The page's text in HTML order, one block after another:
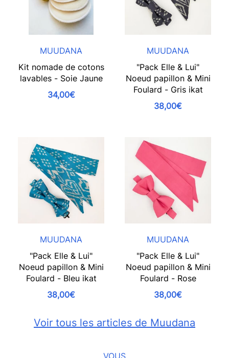
MUUDANA
Kit nomade de cotons
lavables - Soie Jaune
34,00€
MUUDANA
"Pack Elle & Lui"
Noeud papillon & Mini
Foulard - Gris ikat
38,00€
MUUDANA
"Pack Elle & Lui"
Noeud papillon & Mini
Foulard - Bleu ikat
38,00€
MUUDANA
"Pack Elle & Lui"
Noeud papillon & Mini
Foulard - Rose
38,00€
Voir tous les articles de Muudana